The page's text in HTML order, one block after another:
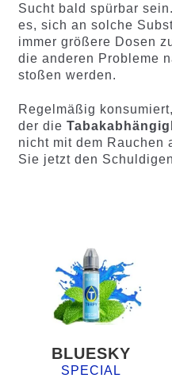
Sucht bald spürbar
es, sich an solche
immer größere Dosen
die anderen Probleme
stoßen werden.
Regelmäßig
der die
nicht mit dem Rauchen
Sie jetzt den
BLUESKY
SPECIAL